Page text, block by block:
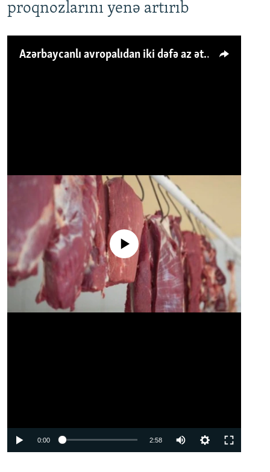
proqnozlarını yenə artırıb
Azərbaycanlı avropalıdan iki dəfə az ət yeyir, amma... 'Qiymət artımı qaçılmazdır'
No media source currently available
0:00 2:58